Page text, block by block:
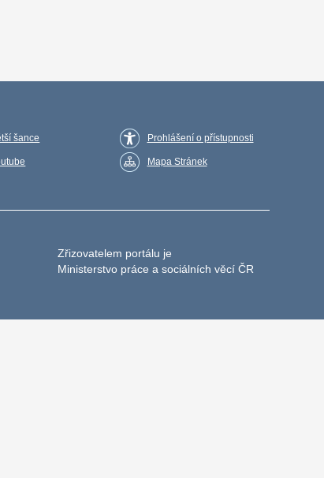
šance Prohlášení o přístupnosti
Mapa Stránek
Zřizovatelem portálu je
Ministerstvo práce a sociálních věcí ČR